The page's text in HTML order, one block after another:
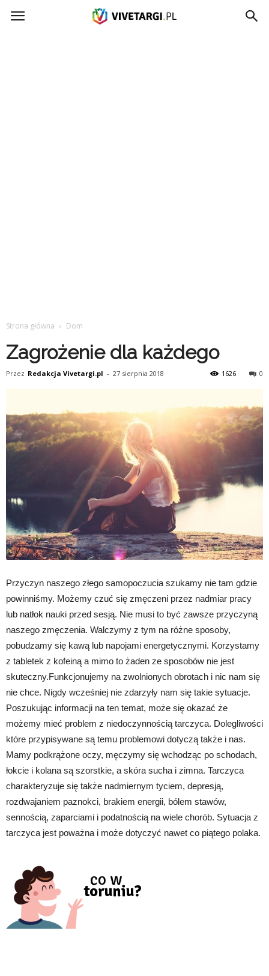
Vivetargi.pl
Strona główna Dom
Zagrożenie dla każdego
Przez Redakcja Vivetargi.pl - 27 sierpnia 2018 0
1626
Przyczyn naszego złego samopoczucia szukamy nie tam gdzie
powinniśmy. Możemy czuć się zmęczeni przez nadmiar pracy
lub natłok nauki przed sesją. Nie musi to być zawsze przyczyną
naszego zmęczenia. Walczymy z tym na różne sposoby,
pobudzamy się kawą lub napojami energetycznymi. Korzystamy
z tabletek z kofeiną a mimo to żaden ze sposobów nie jest
skuteczny.Funkcjonujemy na zwolnionych obrotach i nic nam się
nie chce. Nigdy wcześniej nie zdarzyły nam się takie sytuacje.
Poszukując informacji na ten temat, może się okazać że
możemy mieć problem z niedoczynnością tarczyca. Dolegliwości
które przypisywane są temu problemowi dotyczą także i nas.
Mamy podkrążone oczy, męczymy się wchodząc po schodach,
łokcie i kolana są szorstkie, a skóra sucha i zimna. Tarczyca
charakteryzuje się także nadmiernym tyciem, depresją,
rozdwajaniem paznokci, brakiem energii, bólem stawów,
sennością, zaparciami i podatnością na wiele chorób. Sytuacja z
tarczyca jest poważna i może dotyczyć nawet co piątego polaka.